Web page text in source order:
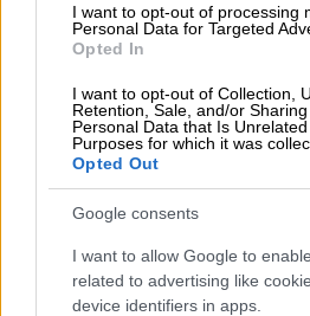
I want to opt-out of processing
Personal Data for Targeted
Opted In
I want to opt-out of Collection,
Retention, Sale, and/or
Personal Data that Is
Purposes for which it was
Opted Out
Google consents
I want to allow Google to
related to advertising like
device identifiers in apps.
Η ανακοίνωση της
πανελλαδικών
εγκύκλιο του υπουργείου
ανακοίνωση των
προγραμματίζεται να
2022. Σχετικά με την
βαθμολόγησης και
βαθμολογίας και τη
και αποκομμάτων των
εξετάσεων των ΓΕΛ από